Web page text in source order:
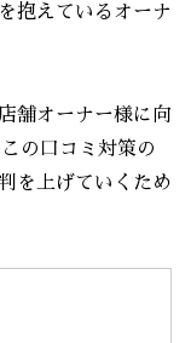
抱えているオーナ
舗オーナー様に向
の口コミ対策の
を上げていくため